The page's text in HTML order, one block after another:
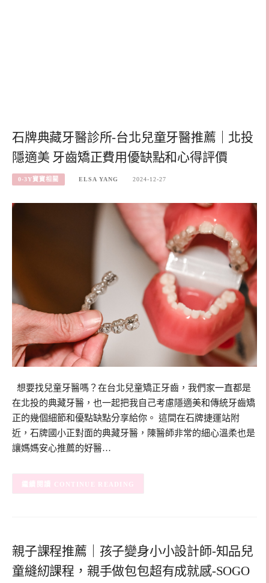
石牌典藏牙醫診所-台北兒童牙醫推薦｜北投
隱適美 牙齒矯正費用優缺點和心得評價
0-3Y寶寶相關 ELSA YANG 2024-12-27
​ ​ 想要找兒童牙醫嗎？在台北兒童矯正牙齒，我們家一直都是
在北投的典藏牙醫，也一起把我自己考慮隱適美和傳統牙齒矯
正的幾個細節和優點缺點分享給你。 這間在石牌捷運站附
近，石牌國小正對面的典藏牙醫，陳醫師非常的細心溫柔也是
讓媽媽安心推薦的好醫…
CONTINUE READING
親子課程推薦｜孩子變身小小設計師-知品兒
童縫紉課程，親手做包包超有成就感-SOGO